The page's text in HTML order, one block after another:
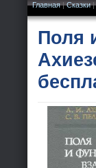
Главная|Сказки|
Поля